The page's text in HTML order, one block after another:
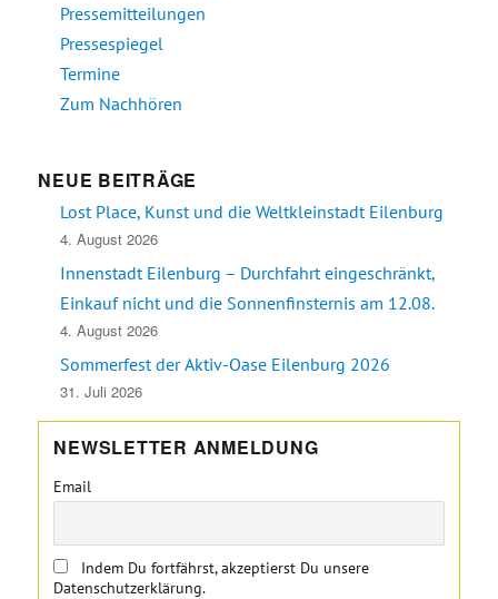
Pressemitteilungen
Pressespiegel
Termine
Zum Nachhören
NEUE BEITRÄGE
Lost Place, Kunst und die Weltkleinstadt Eilenburg
4. August 2026
Innenstadt Eilenburg – Durchfahrt eingeschränkt,
Einkauf nicht und die Sonnenfinsternis am 12.08.
4. August 2026
Sommerfest der Aktiv-Oase Eilenburg 2026
31. Juli 2026
NEWSLETTER ANMELDUNG
Email
Indem Du fortfährst, akzeptierst Du unsere
Datenschutzerklärung.